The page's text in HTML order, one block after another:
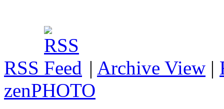
RSS | Archive View |
zenPHOTO